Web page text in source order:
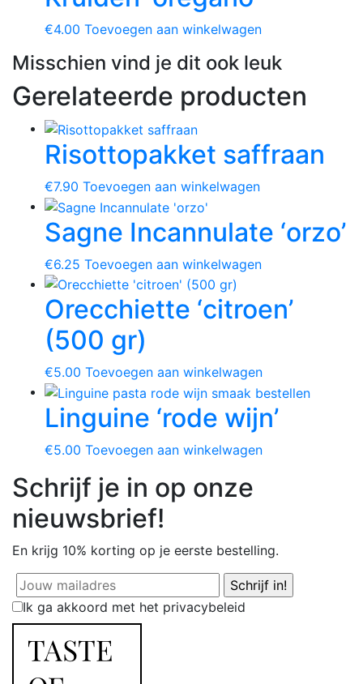
€4.00 Toevoegen aan winkelwagen
Misschien vind je dit ook leuk
Gerelateerde producten
Risottopakket saffraan
€7.90 Toevoegen aan winkelwagen
Sagne Incannulate ‘orzo’
€6.25 Toevoegen aan winkelwagen
Orecchiette ‘citroen’
(500 gr)
€5.00 Toevoegen aan winkelwagen
Linguine ‘rode wijn’
€5.00 Toevoegen aan winkelwagen
Schrijf je in op onze
nieuwsbrief!
En krijg 10% korting op je eerste bestelling.
Ik ga akkoord met het privacybeleid